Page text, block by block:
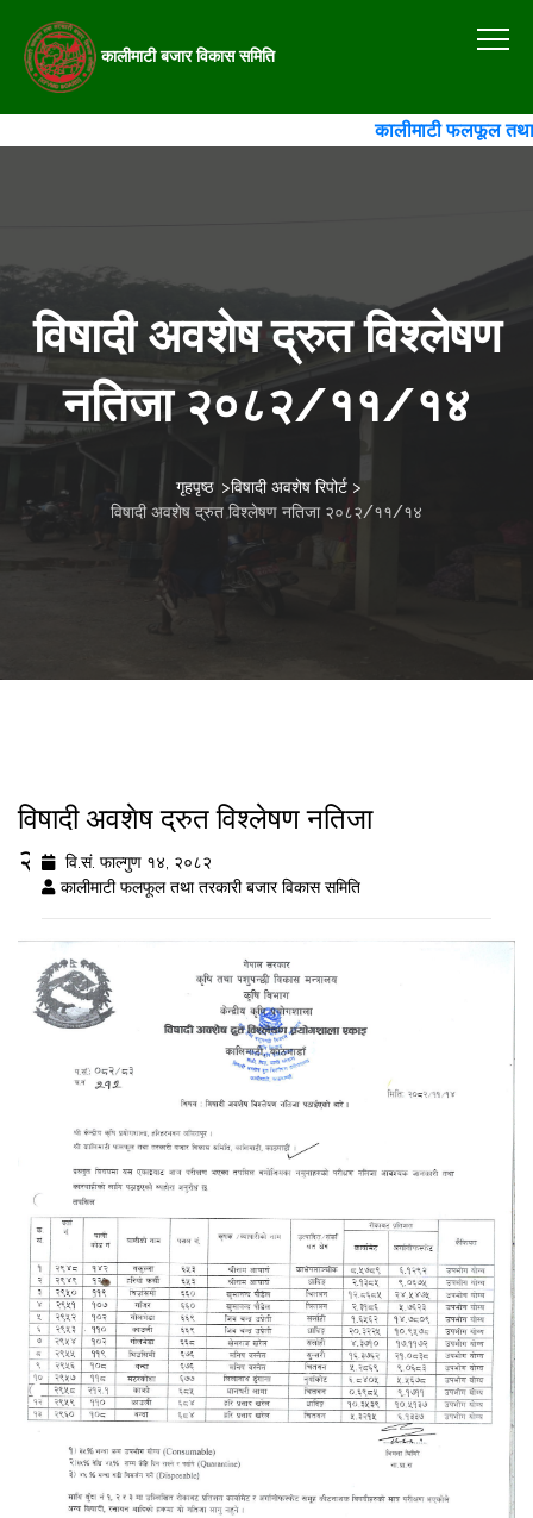
कालीमाटी बजार विकास समिति
कालीमाटी फलफूल तथा
विषादी अवशेष द्रुत विश्लेषण
नतिजा २०८२/११/१४
गृहपृष्ठ >विषादी अवशेष रिपोर्ट>
विषादी अवशेष द्रुत विश्लेषण नतिजा २०८२/११/१४
विषादी अवशेष द्रुत विश्लेषण नतिजा
२०८२/११/१४
वि.सं. फाल्गुण १४, २०८२
कालीमाटी फलफूल तथा तरकारी बजार विकास समिति